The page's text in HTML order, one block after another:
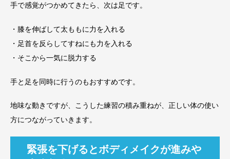
手で感覚がつかめてきたら、次は足です。
・膝を伸ばして太ももに力を入れる
・足首を反らしてすねにも力を入れる
・そこから一気に脱力する
手と足を同時に行うのもおすすめです。
地味な動きですが、こうした練習の積み重ねが、正しい体の使い
方につながっていきます。
緊張を下げるとボディメイクが進みや